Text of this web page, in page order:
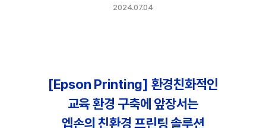
2024.07.04
[Epson Printing] 환경친화적인
교육 환경 구축에 앞장서는
엡손의 친환경 프린팅 솔루션